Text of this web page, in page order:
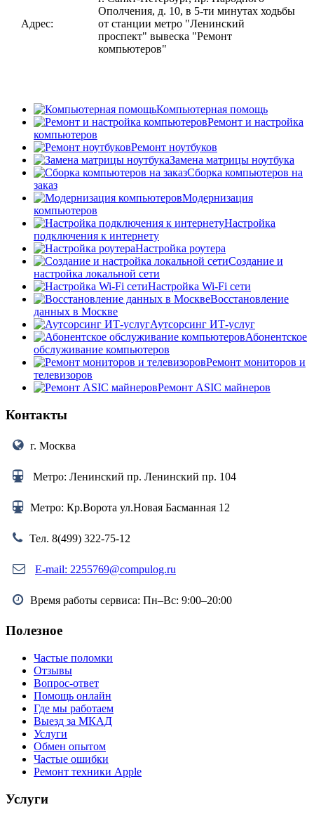
Адрес:
Ополчения, д. 10, в 5-ти минутах ходьбы
от станции метро "Ленинский
проспект" вывеска "Ремонт
компьютеров"
Компьютерная помощь
Ремонт и настройка
компьютеров
Ремонт ноутбуков
Замена матрицы ноутбука
Сборка компьютеров на
заказ
Модернизация
компьютеров
Настройка
подключения к интернету
Настройка роутера
Создание и
настройка локальной сети
Настройка Wi-Fi сети
Восстановление
данных в Москве
Аутсорсинг ИТ-услуг
Абонентское
обслуживание компьютеров
Ремонт мониторов и
телевизоров
Ремонт ASIC майнеров
Контакты
г. Москва
Метро: Ленинский пр. Ленинский пр. 104
Метро: Кр.Ворота ул.Новая Басманная 12
Тел. 8(499) 322-75-12
E-mail: 2255769@compulog.ru
Время работы сервиса: Пн–Вс: 9:00–20:00
Полезное
Частые поломки
Отзывы
Вопрос-ответ
Помощь онлайн
Где мы работаем
Выезд за МКАД
Услуги
Обмен опытом
Частые ошибки
Ремонт техники Apple
Услуги